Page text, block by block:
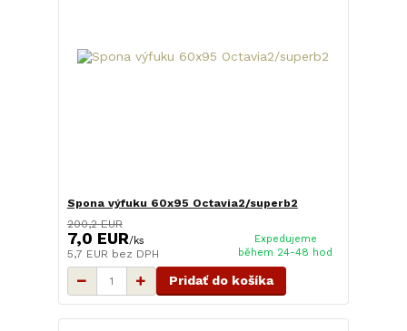
Spona výfuku 60x95 Octavia2/superb2
200,2 EUR
7,0 EUR/ks
5,7 EUR bez DPH
Expedujeme
během 24-48 hod
Pridať do košíka